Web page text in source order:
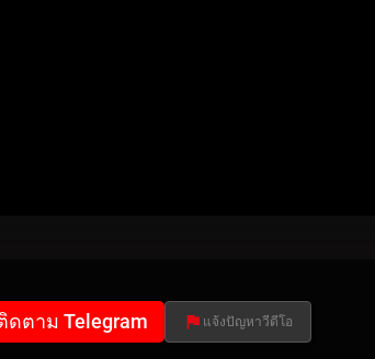
ดตาม Telegram แจ้งปัญหาวีดีโอ